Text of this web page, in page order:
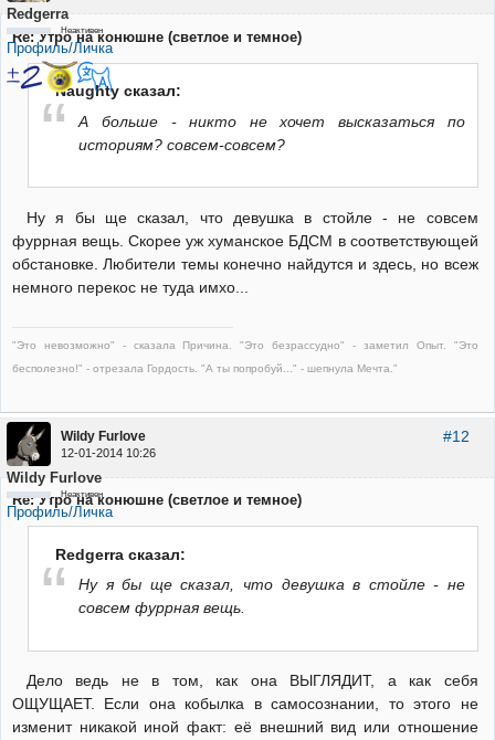
Redgerra
Неактивен
Профиль/Личка
Re: Утро на конюшне (светлое и темное)
Naughty сказал:
А больше - никто не хочет высказаться по
историям? совсем-совсем?
Ну я бы ще сказал, что девушка в стойле - не совсем
фуррная вещь. Скорее уж хуманское БДСМ в соответствующей
обстановке. Любители темы конечно найдутся и здесь, но всеж
немного перекос не туда имхо...
"Это невозможно" - сказала Причина. "Это безрассудно" - заметил Опыт. "Это
бесполезно!" - отрезала Гордость. "А ты попробуй..." - шепнула Мечта."
#12
Wildy Furlove
12-01-2014 10:26
Wildy Furlove
Неактивен
Профиль/Личка
Re: Утро на конюшне (светлое и темное)
Redgerra сказал:
Ну я бы ще сказал, что девушка в стойле - не
совсем фуррная вещь.
Дело ведь не в том, как она ВЫГЛЯДИТ, а как себя
ОЩУЩАЕТ. Если она кобылка в самосознании, то этого не
изменит никакой иной факт: её внешний вид или отношение